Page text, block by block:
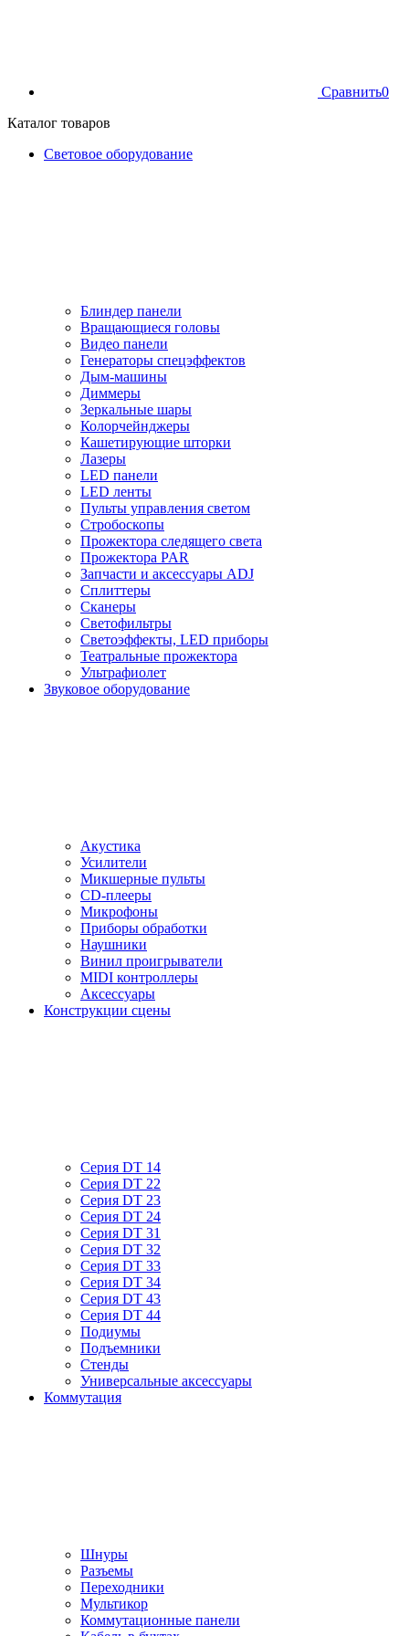
Сравнить0
Каталог товаров
Световое оборудование
Блиндер панели
Вращающиеся головы
Видео панели
Генераторы спецэффектов
Дым-машины
Диммеры
Зеркальные шары
Колорчейнджеры
Кашетирующие шторки
Лазеры
LED панели
LED ленты
Пульты управления светом
Стробоскопы
Прожектора следящего света
Прожектора PAR
Запчасти и аксессуары ADJ
Сплиттеры
Сканеры
Светофильтры
Светоэффекты, LED приборы
Театральные прожектора
Ультрафиолет
Звуковое оборудование
Акустика
Усилители
Микшерные пульты
CD-плееры
Микрофоны
Приборы обработки
Наушники
Винил проигрыватели
MIDI контроллеры
Аксессуары
Конструкции сцены
Серия DT 14
Серия DT 22
Серия DT 23
Серия DT 24
Серия DT 31
Серия DT 32
Серия DT 33
Серия DT 34
Серия DT 43
Серия DT 44
Подиумы
Подъемники
Стенды
Универсальные аксессуары
Коммутация
Шнуры
Разъемы
Переходники
Мультикор
Коммутационные панели